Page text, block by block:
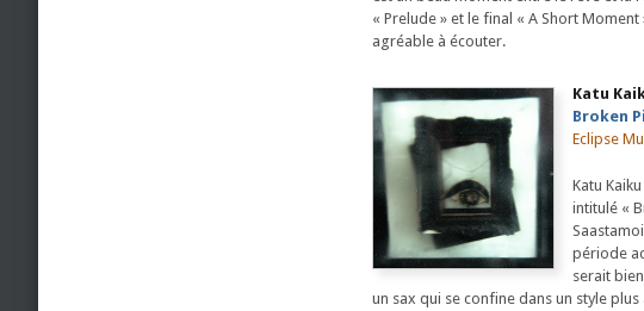
« Prelude » et le final « A Short
agréable à écouter.
Katu
Broken
Eclipse
Katu
intitulé «
période
serait
un sax qui se confine dans un style